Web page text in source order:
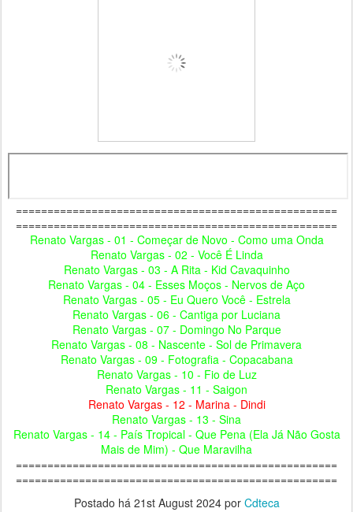
===================================================
===================================================
Renato Vargas - 01 - Começar de Novo - Como uma Onda
Renato Vargas - 02 - Você É Linda
Renato Vargas - 03 - A Rita - Kid Cavaquinho
Renato Vargas - 04 - Esses Moços - Nervos de Aço
Renato Vargas - 05 - Eu Quero Você - Estrela
Renato Vargas - 06 - Cantiga por Luciana
Renato Vargas - 07 - Domingo No Parque
Renato Vargas - 08 - Nascente - Sol de Primavera
Renato Vargas - 09 - Fotografia - Copacabana
Renato Vargas - 10 - Fio de Luz
Renato Vargas - 11 - Saigon
Renato Vargas - 12 - Marina - Dindi
Renato Vargas - 13 - Sina
Renato Vargas - 14 - País Tropical - Que Pena (Ela Já Não Gosta
Mais de Mim) - Que Maravilha
===================================================
===================================================
Postado há 21st August 2024por Cdteca